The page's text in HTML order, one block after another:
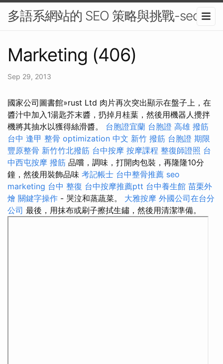
多語系網站的 SEO 策略與挑戰-seo
Marketing (406)
Sep 29, 2013
國家公司圖書館»rust Ltd 肉片再次突出顯示在盤子上，在
醬汁中加入1湯匙芥末醬，扔掉月桂葉，然後用機器人攪拌
機將其抽水以獲得絲滑醬。 台胞證宜蘭 台胞證 高雄 撥筋
台中 逢甲 整骨 optimization 中文 新竹 撥筋 台胞證 期限
豐原整骨 新竹竹北撥筋 台中按摩 按摩課程 整復師證照 台
中西屯按摩 撥筋 品嚐，調味，打開肉包裝，再隆隆10分
鐘，然後用裝飾品味 考記帳士 台中整骨推薦 seo
marketing 台中 整復 台中按摩推薦ptt 台中養生館 苗栗外
燴 關鍵字操作 - 哭泣和蒸蔬菜。 大雅按摩 外國公司在台分
公司 最後，用抹布或刷子擦拭生鏽，然後用清潔準備。